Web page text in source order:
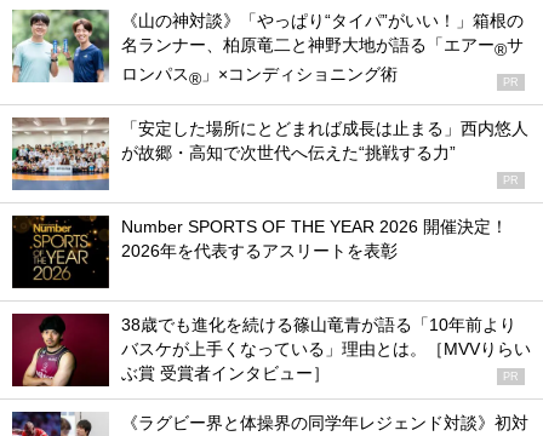
《山の神対談》「やっぱり“タイパ”がいい！」箱根の
名ランナー、柏原竜二と神野大地が語る「エアー®サ
ロンパス® 」×コンディショニング術 PR
「安定した場所にとどまれば成長は止まる」西内悠人
が故郷・高知で次世代へ伝えた“挑戦する力”
PR
Number SPORTS OF THE YEAR 2026 開催決定！
2026年を代表するアスリートを表彰
38歳でも進化を続ける篠山竜青が語る「10年前より
バスケが上手くなっている」理由とは。［MVVりらい
ぶ賞 受賞者インタビュー］
PR
《ラグビー界と体操界の同学年レジェンド対談》初対